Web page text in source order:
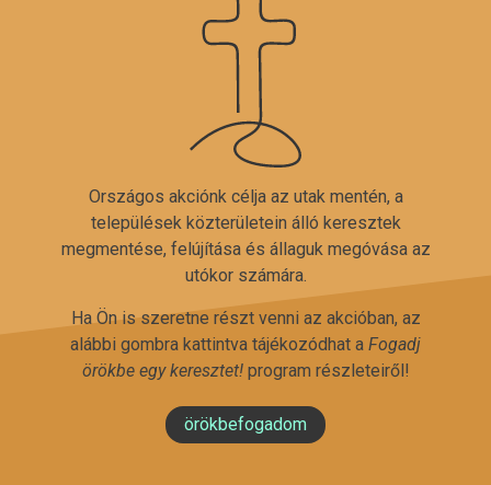
Országos akciónk célja az utak mentén, a
települések közterületein álló keresztek
megmentése, felújítása és állaguk megóvása az
utókor számára.
Ha Ön is szeretne részt venni az akcióban, az
alábbi gombra kattintva tájékozódhat a Fogadj
örökbe egy keresztet!program részleteiről!
örökbefogadom